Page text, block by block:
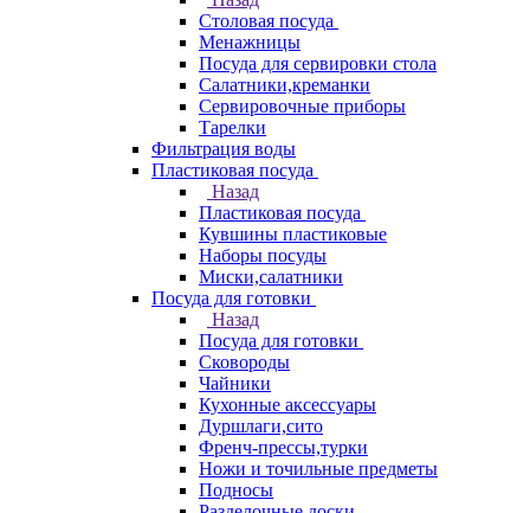
Столовая посуда
Менажницы
Посуда для сервировки стола
Салатники,креманки
Сервировочные приборы
Тарелки
Фильтрация воды
Пластиковая посуда
Назад
Пластиковая посуда
Кувшины пластиковые
Наборы посуды
Миски,салатники
Посуда для готовки
Назад
Посуда для готовки
Сковороды
Чайники
Кухонные аксессуары
Дуршлаги,сито
Френч-прессы,турки
Ножи и точильные предметы
Подносы